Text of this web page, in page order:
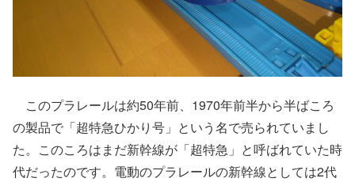
このプラレールは約50年前、1970年前半から半ばころ
の製品で「超特急ひかり号」という名で売られていまし
た。このころはまだ新幹線が「超特急」と呼ばれていた時
代だったのです。電動のプラレールの新幹線としては2代